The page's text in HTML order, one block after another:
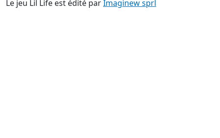
Le jeu Lil Life est édité parImaginew sprl